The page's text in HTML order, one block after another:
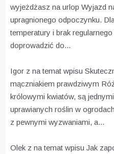
wyjeżdżasz na urlop Wyjazd
upragnionego odpoczynku.
temperatury i brak
doprowadzić do...
Igor z na temat wpisu
mączniakiem prawdziwym
królowymi kwiatów, są
uprawianych roślin w
z pewnymi wyzwaniami, a...
Olek z na temat wpisu Jak